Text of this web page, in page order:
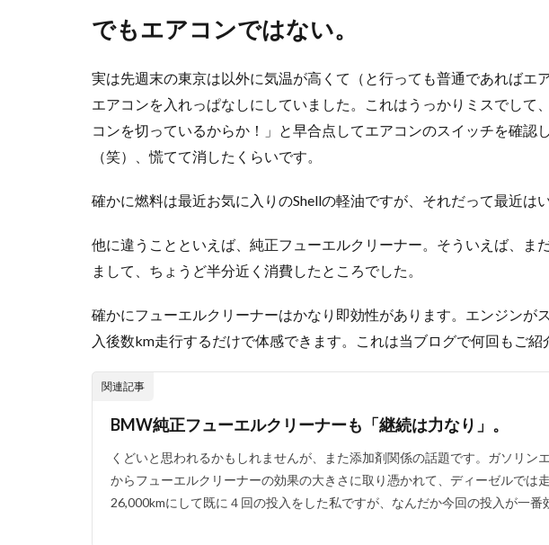
でもエアコンではない。
実は先週末の東京は以外に気温が高くて（と行っても普通であればエ
エアコンを入れっぱなしにしていました。これはうっかりミスでして
コンを切っているからか！」と早合点してエアコンのスイッチを確認
（笑）、慌てて消したくらいです。
確かに燃料は最近お気に入りのShellの軽油ですが、それだって最近は
他に違うことといえば、純正フューエルクリーナー。そういえば、ま
まして、ちょうど半分近く消費したところでした。
確かにフューエルクリーナーはかなり即効性があります。エンジンが
入後数km走行するだけで体感できます。これは当ブログで何回もご紹
関連記事
BMW純正フューエルクリーナーも「継続は力なり」。
くどいと思われるかもしれませんが、また添加剤関係の話題です。ガソリン
からフューエルクリーナーの効果の大きさに取り憑かれて、ディーゼルでは
26,000kmにして既に４回の投入をした私ですが、なんだか今回の投入が一番